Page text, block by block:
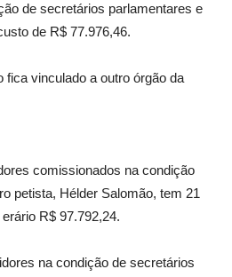
de secretários parlamentares e
de R$ 77.976,46.
fica vinculado a outro órgão da
comissionados na condição
petista, Hélder Salomão, tem 21
R$ 97.792,24.
na condição de secretários